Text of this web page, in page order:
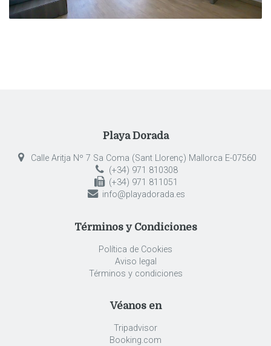
Playa Dorada
Calle Aritja Nº 7 Sa Coma (Sant Llorenç) Mallorca E-07560
(+34) 971 810308
(+34) 971 811051
info@playadorada.es
Términos y Condiciones
Política de Cookies
Aviso legal
Términos y condiciones
Véanos en
Tripadvisor
Booking.com